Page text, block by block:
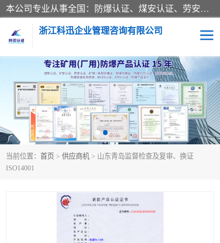
本公司专业从事全国：防爆认证、煤安认证、劳安认证、体系认证、产品认证、ATEX认证、IECEX认证、消防产品认证、生产认可证、验厂指导、认证技术支持、企业管理策划等一站式咨询服务。 用我们的智慧、经验、真诚与勤恳，分享成长的喜悦！ 全国24小时咨询热线：* 认证咨询：张老师（全国*）
浙江科迅企业管理咨询有限公司
当前位置： 首页 > 供应商机 > 山东青岛监督检查及复审、换证
ISO14001
煤安认证 防爆CCC认证
防爆合格证 矿安认证
劳安认证